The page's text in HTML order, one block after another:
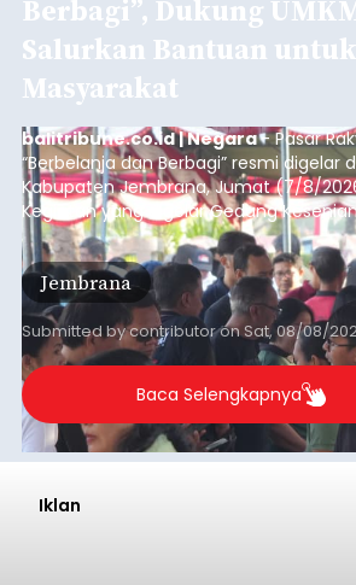
Berbagi”, Dukung
Salurkan Bantuan untuk
Masyarakat
balitribune.co.id | Negara- Pasar
“Berbelanja dan Berbagi” resmi digelar
Kabupaten Jembrana, Jumat (7/8/
Kegiatan yang digelar Gedung
Soekarno ini memadukan
ekonomi masyarakat dengan aksi
mendapat antusiasme tinggi dan
transaksi mencapai Rp672.733.200.
Jembrana
Submitted bycontributoronSat, 08/08/
Baca Selengkapnya
Iklan